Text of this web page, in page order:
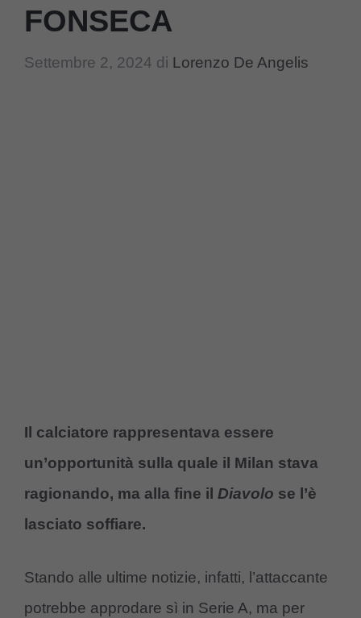
FONSECA
Settembre 2, 2024 di Lorenzo De Angelis
Il calciatore rappresentava essere
un’opportunità sulla quale il Milan stava
ragionando, ma alla fine il Diavolo se l’è
lasciato soffiare.
Stando alle ultime notizie, infatti, l’attaccante
potrebbe approdare sì in Serie A, ma per